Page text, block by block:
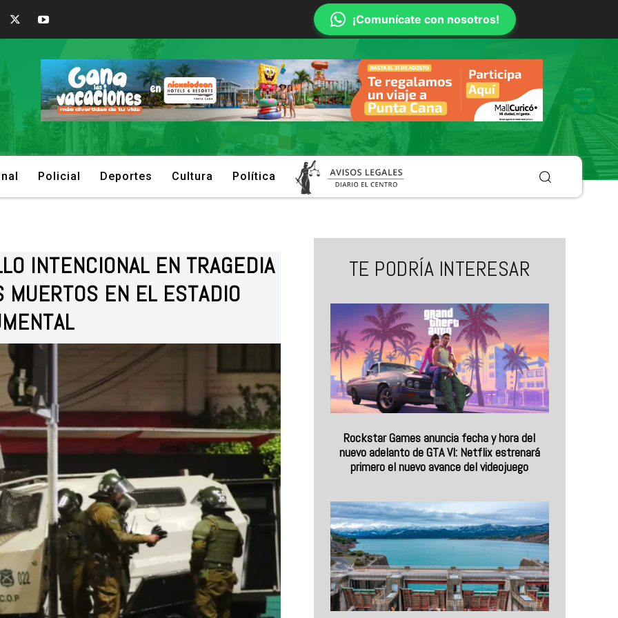
¡Comunícate con nosotros!
Policial Deportes Cultura Política
INTENCIONAL EN TRAGEDIA
EN EL ESTADIO
TE PODRÍA INTERESAR
Rockstar Games anuncia fecha y hora del
nuevo adelanto de GTA VI: Netflix estrenará
primero el nuevo avance del videojuego